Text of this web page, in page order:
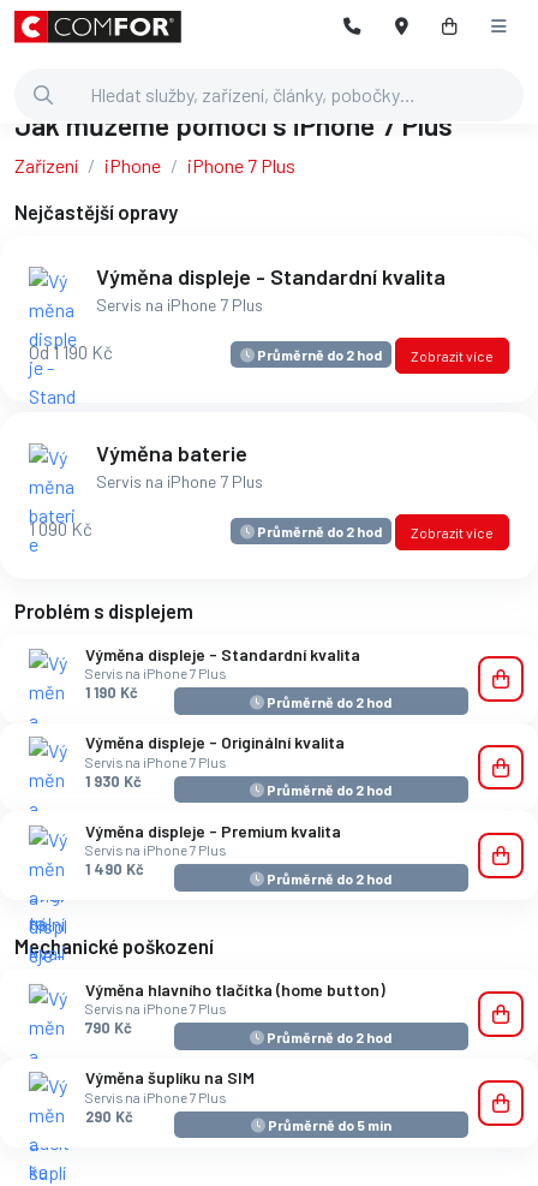
Jak můžeme pomoci s iPhone 7 Plus
Zařízení iPhone iPhone 7 Plus
Nejčastější opravy
Výměna displeje - Standardní kvalita
Servis na iPhone 7 Plus
Od 1 190 Kč Průměrně do 2 hod Zobrazit více
Výměna baterie
Servis na iPhone 7 Plus
1 090 Kč Průměrně do 2 hod Zobrazit více
Problém s displejem
Výměna displeje - Standardní kvalita
Servis na iPhone 7 Plus
1 190 Kč
Průměrně do 2 hod
Výměna displeje - Originální kvalita
Servis na iPhone 7 Plus
1 930 Kč
Průměrně do 2 hod
Výměna displeje - Premium kvalita
Servis na iPhone 7 Plus
1 490 Kč
Průměrně do 2 hod
Mechanické poškození
Výměna hlavního tlačítka (home button)
Servis na iPhone 7 Plus
790 Kč
Průměrně do 2 hod
Výměna šuplíku na SIM
Servis na iPhone 7 Plus
290 Kč
Průměrně do 5 min